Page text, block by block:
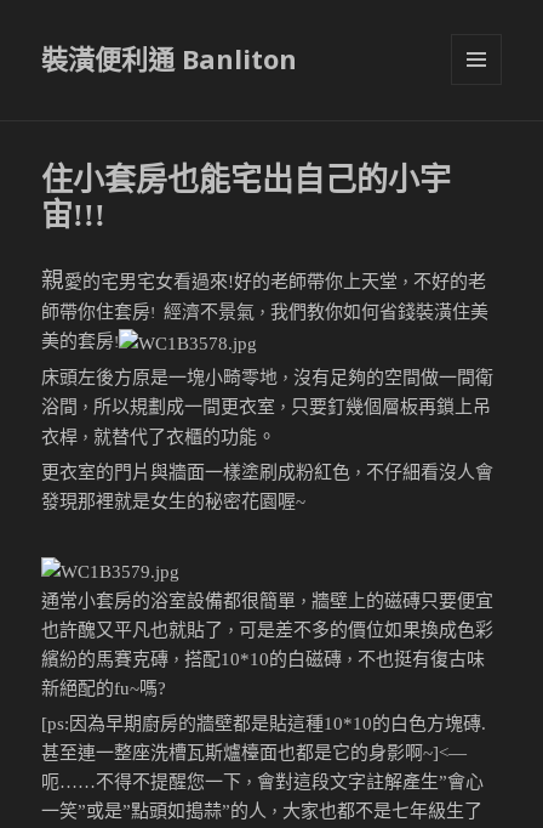
裝潢便利通 Banliton
住小套房也能宅出自己的小宇
宙!!!
親愛的宅男宅女看過來!好的老師帶你上天堂 ， 不好的老
師帶你住套房! 經濟不景氣 ，我們教你如何省錢裝潢住美
美的套房!
床頭左後方原是一塊小畸零地 ，沒有足夠的空間做一間衛
浴間 ， 所以規劃成一間更衣室 ， 只要釘幾個層板再鎖上吊
衣桿 ， 就替代了衣櫃的功能 。
更衣室的門片與牆面一樣塗刷成粉紅色 ， 不仔細看沒人會
發現那裡就是女生的秘密花園喔~
通常小套房的浴室設備都很簡單 ，牆壁上的磁磚只要便宜
也許醜又平凡也就貼了 ， 可是差不多的價位如果換成色彩
繽紛的馬賽克磚 ，搭配10*10的白磁磚 ， 不也挺有復古味
新絕配的fu~嗎?
[ps:因為早期廚房的牆壁都是貼這種10*10的白色方塊磚.
甚至連一整座洗槽瓦斯爐檯面也都是它的身影啊~]<—
呃……不得不提醒您一下 ，會對這段文字註解產生”會心
一笑”或是”點頭如搗蒜”的人 ， 大家也都不是七年級生了